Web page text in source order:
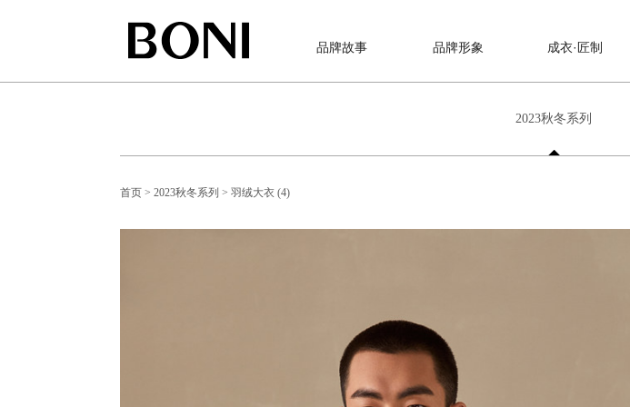
品牌故事 品牌形象 成衣·匠制
2023秋冬系列
首页 > 2023秋冬系列 > 羽绒大衣 (4)